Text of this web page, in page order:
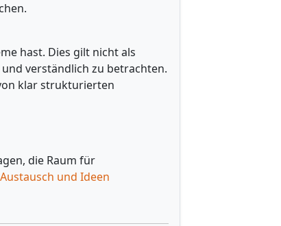
hast. Dies gilt nicht als
verständlich zu betrachten.
klar strukturierten
die Raum für
Austausch und Ideen